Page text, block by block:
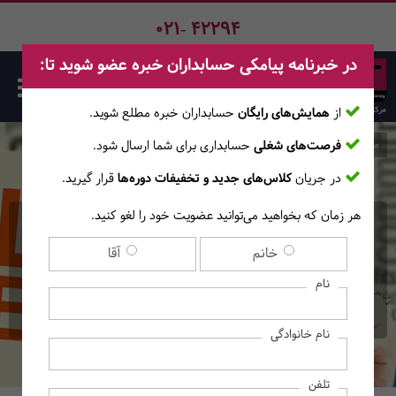
021- 42294
دوره حضوری فشرده زبان
انگلیسی عمومی - سطح Pre-
Intermediate
صفحه اصلی دوره‌ها
در خبرنامه پیامکی حسابداران خبره عضو شوید تا:
از همایش‌های رایگان حسابداران خبره مطلع ‎شوید.
فرصت‌های شغلی حسابداری برای شما ارسال شود.
در جریانکلاس‌های جدید و تخفیفات دوره‌هاقرار گیرید.
هر زمان که بخواهید می‌توانید عضویت خود را لغو کنید.
خانم آقا
نام
نام خانوادگی
تلفن